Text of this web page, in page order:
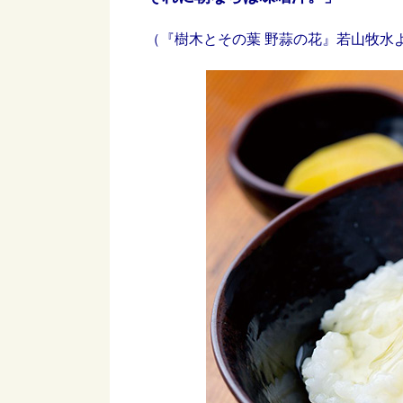
（『樹木とその葉 野蒜の花』若山牧水